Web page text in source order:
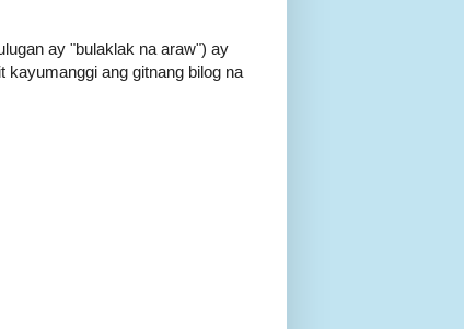
ay "bulaklak na araw") ay
kayumanggi ang gitnang bilog na